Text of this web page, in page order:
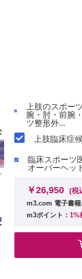
上肢のスポー
腕・肘・前腕
ツ整形外...
上肢臨床症
臨床スポーツ
オーバーヘッ
￥26,950 (税
m3.com 電子書籍
m3ポイント： 1%